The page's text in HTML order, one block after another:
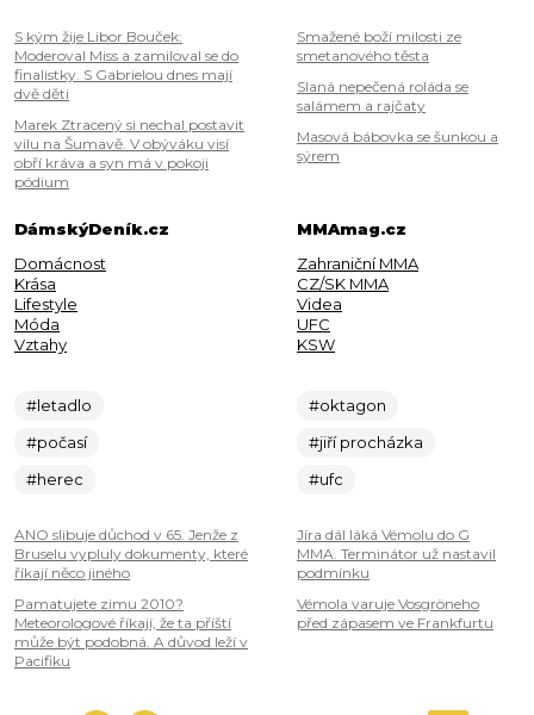
S kým žije Libor Bouček:
Moderoval Miss a zamiloval se do
finalistky. S Gabrielou dnes mají
dvě děti
Marek Ztracený si nechal postavit
vilu na Šumavě. V obýváku visí
obří kráva a syn má v pokoji
pódium
Smažené boží milosti ze
smetanového těsta
Slaná nepečená roláda se
salámem a rajčaty
Masová bábovka se šunkou a
sýrem
DámskýDeník.cz
Domácnost
Krása
Lifestyle
Móda
Vztahy
#letadlo
#počasí
#herec
ANO slibuje důchod v 65. Jenže z
Bruselu vypluly dokumenty, které
říkají něco jiného
Pamatujete zimu 2010?
Meteorologové říkají, že ta příští
může být podobná. A důvod leží v
Pacifiku
MMAmag.cz
Zahraniční MMA
CZ/SK MMA
Videa
UFC
KSW
#oktagon
#jiří procházka
#ufc
Jíra dál láká Vémolu do G
MMA. Terminátor už nastavil
podmínku
Vémola varuje Vosgröneho
před zápasem ve Frankfurtu